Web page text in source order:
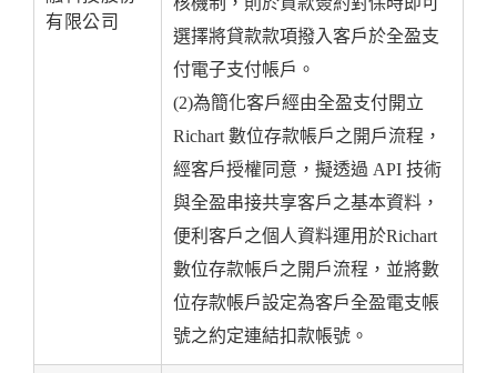
有限公司
選擇將貸款款項撥入客戶於全盈支
付電子支付帳戶。
(2)為簡化客戶經由全盈支付開立
Richart 數位存款帳戶之開戶流程，
經客戶授權同意，擬透過 API 技術
與全盈串接共享客戶之基本資料，
便利客戶之個人資料運用於Richart
數位存款帳戶之開戶流程，並將數
位存款帳戶設定為客戶全盈電支帳
號之約定連結扣款帳號。